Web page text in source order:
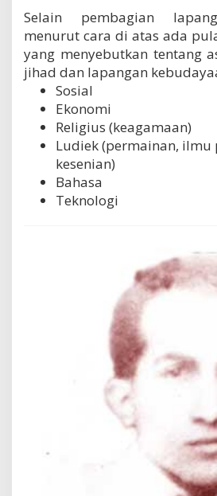
Selain pembagian
menurut cara di atas ada
yang menyebutkan tentang
jihad dan lapangan
Sosial
Ekonomi
Religius (keagamaan)
Ludiek (permainan, ilmu
kesenian)
Bahasa
Teknologi